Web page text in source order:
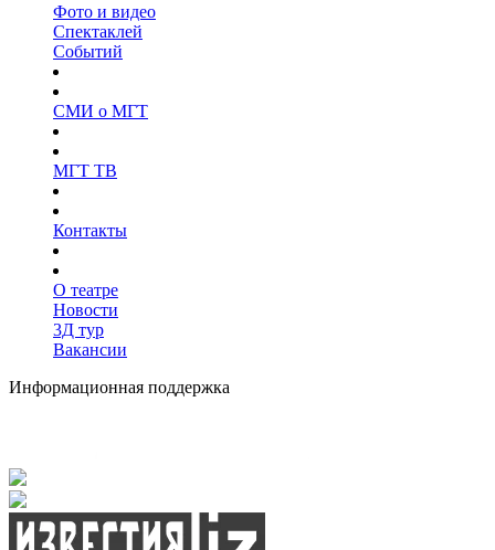
Фото и видео
Спектаклей
Событий
СМИ о МГТ
МГТ ТВ
Контакты
О театре
Новости
3Д тур
Вакансии
Информационная поддержка